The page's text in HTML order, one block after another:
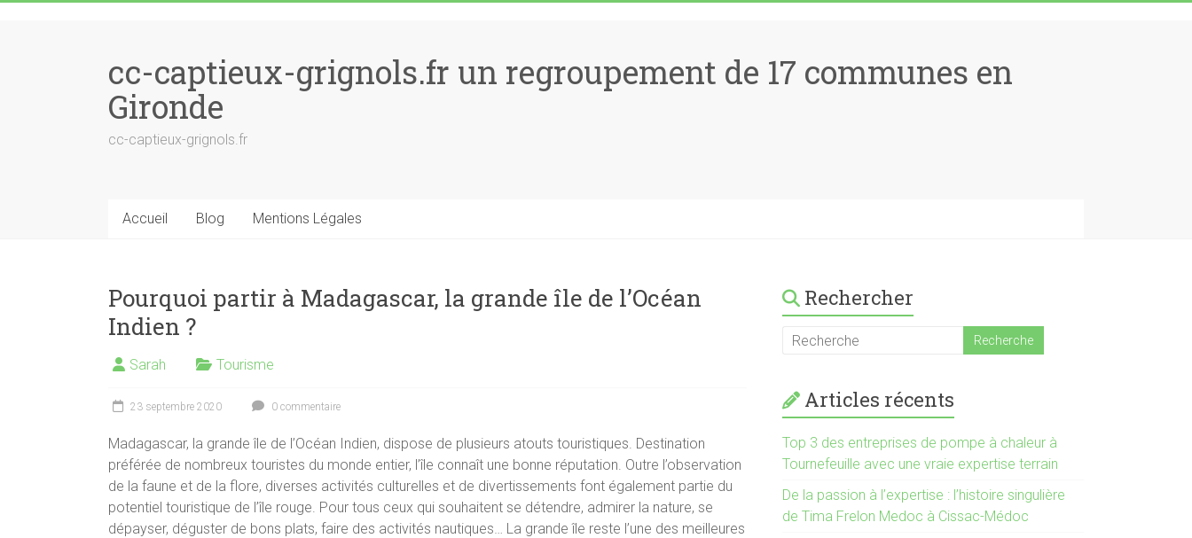
cc-captieux-grignols.fr un regroupement de 17 communes en
Gironde
cc-captieux-grignols.fr
Accueil Blog Mentions Légales
Pourquoi partir à Madagascar, la grande île de l’Océan
Indien ?
Sarah Tourisme
23 septembre 2020 0 commentaire
Madagascar, la grande île de l’Océan Indien, dispose de plusieurs atouts touristiques. Destination
préférée de nombreux touristes du monde entier, l’île connaît une bonne réputation. Outre l’observation
de la faune et de la flore, diverses activités culturelles et de divertissements font également partie du
potentiel touristique de l’île rouge. Pour tous ceux qui souhaitent se détendre, admirer la nature, se
dépayser, déguster de bons plats, faire des activités nautiques… La grande île reste l’une des meilleures
Rechercher
Articles récents
Top 3 des entreprises de pompe à chaleur à
Tournefeuille avec une vraie expertise terrain
De la passion à l’expertise : l’histoire singulière
de Tima Frelon Medoc à Cissac-Médoc